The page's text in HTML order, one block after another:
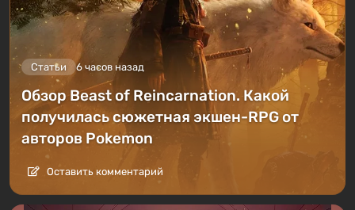
Статьи 6 часов назад
Обзор Beast of Reincarnation. Какой
получилась сюжетная экшен-RPG от
авторов Pokemon
Оставить комментарий